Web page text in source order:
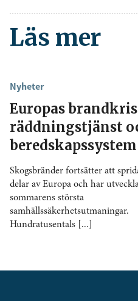
Läs mer
Nyheter
Europas
räddningstjänst
beredskapssystem
Skogsbränder fortsätter att
delar av Europa och har
sommarens största
samhällssäkerhetsutmaningar.
Hundratusentals [...]